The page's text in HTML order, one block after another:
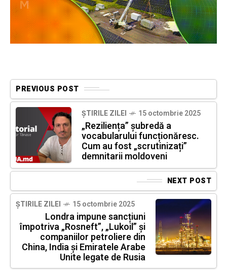
PREVIOUS POST
ȘTIRILE ZILEI 15 octombrie 2025
„Reziliența” șubredă a
vocabularului funcționăresc.
Cum au fost „scrutinizați”
demnitarii moldoveni
NEXT POST
ȘTIRILE ZILEI 15 octombrie 2025
Londra impune sancțiuni
împotriva „Rosneft”, „Lukoil” și
companiilor petroliere din
China, India și Emiratele Arabe
Unite legate de Rusia